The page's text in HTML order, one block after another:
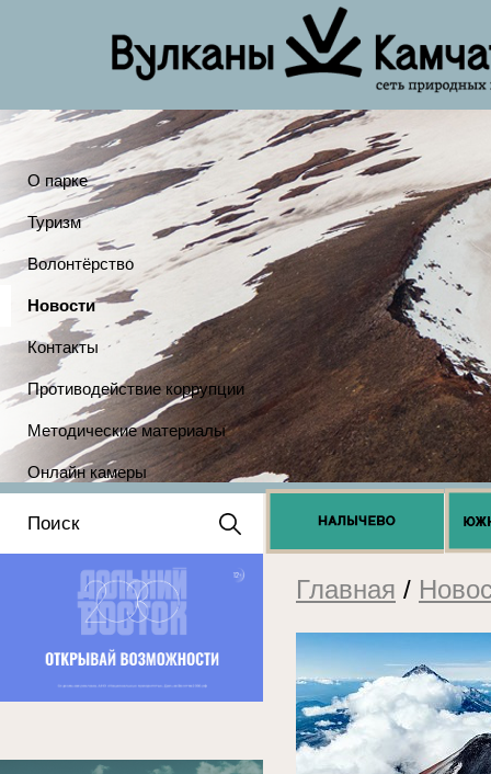
О парке
Туризм
Волонтёрство
Новости
Контакты
Противодействие коррупции
Методические материалы
Онлайн камеры
Положение о выдаче
разрешений 2025
Главная /